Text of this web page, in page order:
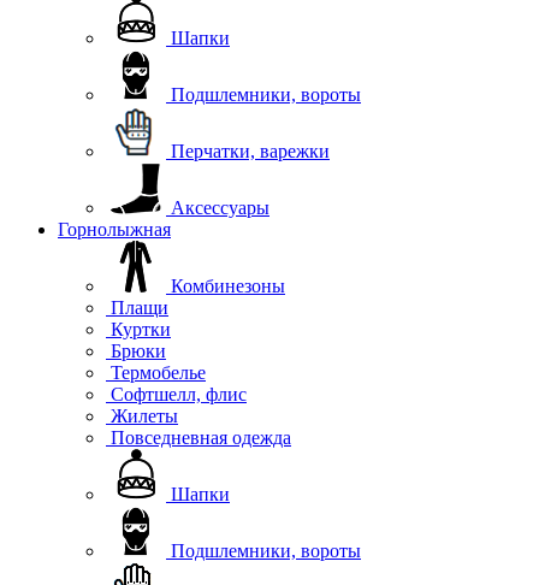
Шапки
Подшлемники, вороты
Перчатки, варежки
Аксессуары
Горнолыжная
Комбинезоны
Плащи
Куртки
Брюки
Термобелье
Софтшелл, флис
Жилеты
Повседневная одежда
Шапки
Подшлемники, вороты